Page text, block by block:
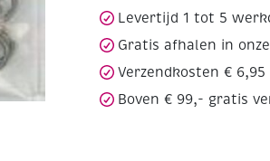
Levertijd 1 tot 5
Gratis afhalen in
Verzendkosten € 6,95
Boven € 99,- gratis